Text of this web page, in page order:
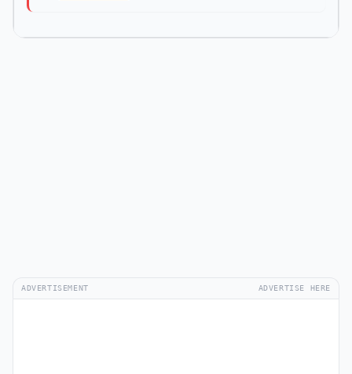
ADVERTISEMENT ADVERTISE HERE